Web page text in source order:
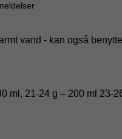
vand - kan også
ml, 21-24 g – 200 ml 23-